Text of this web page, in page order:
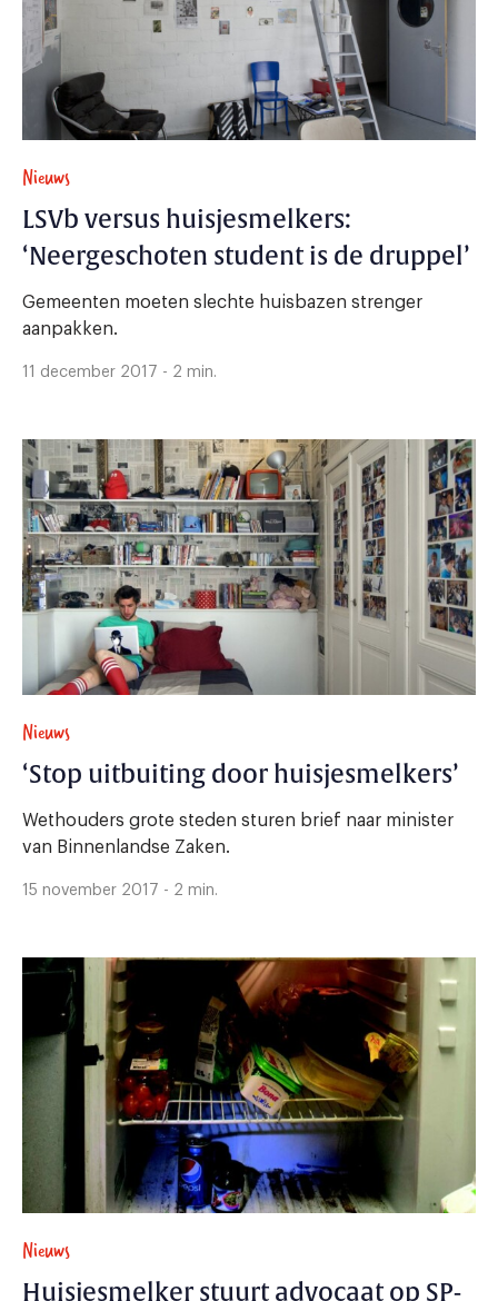
Nieuws
LSVb versus huisjesmelkers:
‘Neergeschoten student is de druppel’
Gemeenten moeten slechte huisbazen strenger
aanpakken.
11 december 2017 - 2 min.
Nieuws
‘Stop uitbuiting door huisjesmelkers’
Wethouders grote steden sturen brief naar minister
van Binnenlandse Zaken.
15 november 2017 - 2 min.
Nieuws
Huisjesmelker stuurt advocaat op SP-